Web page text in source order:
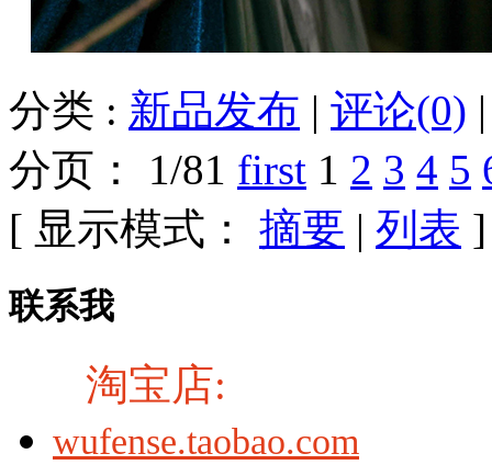
分类 : 新品发布 | 评论(0)
分页： 1/81 first 1 2 3 4 5
[ 显示模式： 摘要 | 列表 ]
联系我
淘宝店:
wufense.taobao.com